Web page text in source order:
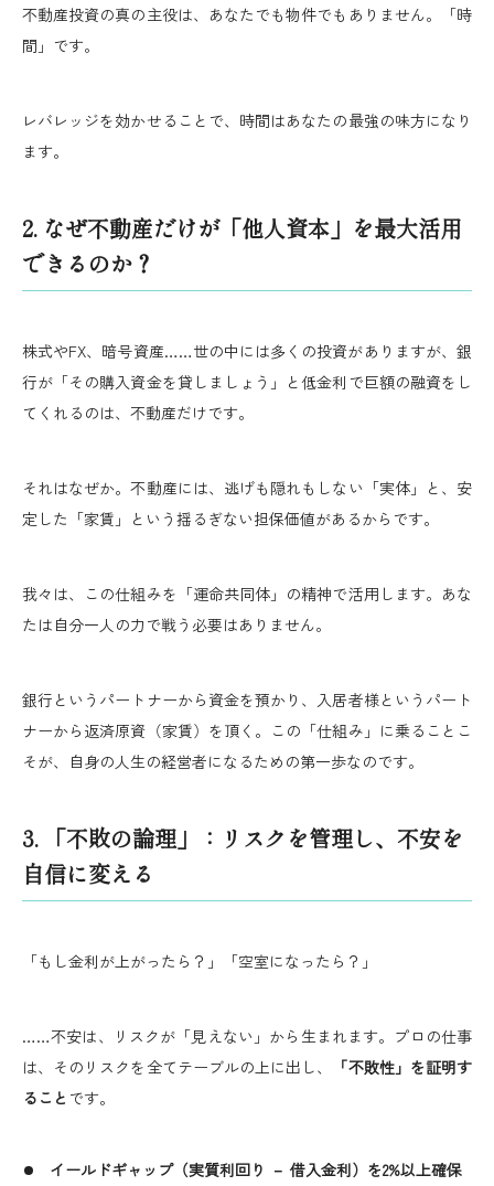
不動産投資の真の主役は、あなたでも物件でもありません。「時
間」です。
レバレッジを効かせることで、時間はあなたの最強の味方になり
ます。
2. なぜ不動産だけが「他人資本」を最大活用
できるのか？
株式やFX、暗号資産……世の中には多くの投資がありますが、銀
行が「その購入資金を貸しましょう」と低金利で巨額の融資をし
てくれるのは、不動産だけです。
それはなぜか。不動産には、逃げも隠れもしない「実体」と、安
定した「家賃」という揺るぎない担保価値があるからです。
我々は、この仕組みを「運命共同体」の精神で活用します。あな
たは自分一人の力で戦う必要はありません。
銀行というパートナーから資金を預かり、入居者様というパート
ナーから返済原資（家賃）を頂く。この「仕組み」に乗ることこ
そが、自身の人生の経営者になるための第一歩なのです。
3. 「不敗の論理」：リスクを管理し、不安を
自信に変える
「もし金利が上がったら？」「空室になったら？」
……不安は、リスクが「見えない」から生まれます。プロの仕事
は、そのリスクを全てテーブルの上に出し、
「不敗性」を証明す
ること です。
イールドギャップ（実質利回り － 借入金利）を2%以上確保